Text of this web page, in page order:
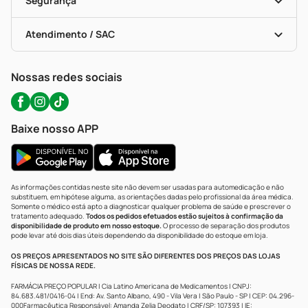
Troca E Devolução
Bulas De A A Z
Políticas De Marketplace
Testes Rápidos
Autoteste Covid-19
Certificado De Segurança
Portal Da Privacidade
Atendimento / SAC
WhatsApp (47) 9202-1687
Nossas redes sociais
Baixe nosso APP
As informações contidas neste site não devem ser usadas para automedicação e não
substituem, em hipótese alguma, as orientações dadas pelo profissional da área médica.
Somente o médico está apto a diagnosticar qualquer problema de saúde e prescrever o
tratamento adequado. Todos os pedidos efetuados estão sujeitos à confirmação da
disponibilidade de produto em nosso estoque.O processo de separação dos produtos
pode levar até dois dias úteis dependendo da disponibilidade do estoque em loja.
OS PREÇOS APRESENTADOS NO SITE SÃO DIFERENTES DOS PREÇOS DAS LOJAS
FÍSICAS DE NOSSA REDE.
FARMÁCIA PREÇO POPULAR | Cia Latino Americana de Medicamentos | CNPJ:
84.683.481/0416-04 | End: Av. Santo Albano, 490 - Vila Vera | São Paulo - SP | CEP: 04.296-
000Farmacêutica Responsável: Amanda Zelia Deodato | CRF/SP: 107393 | IE: